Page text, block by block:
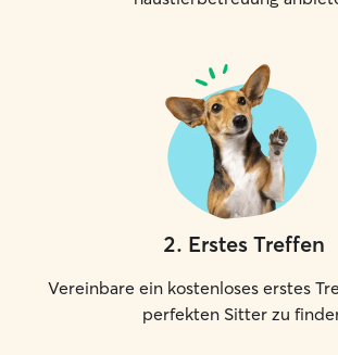
2. Erstes Treffen
Vereinbare ein kostenloses erstes
perfekten Sitter zu